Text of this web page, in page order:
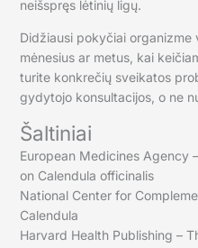
neišspręs lėtinių ligų.
Didžiausi pokyčiai
mėnesius ar metus, kai
turite konkrečių sveikatos
gydytojo konsultacijos, o ne
Šaltiniai
European Medicines Agency
on Calendula officinalis
National Center for
Calendula
Harvard Health Publishing –